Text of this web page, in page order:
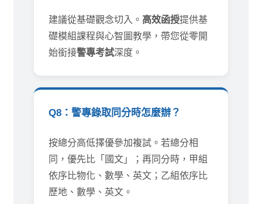
建議從基礎觀念切入。 高效函授提供基
礎模組課程與心智圖教學，帶您從零開
始銜接警專考試深度。
Q8：警專錄取同分時怎麼辦？
按總分高低擇優參加複試。若總分相
同，優先比「國文」；再同分時，甲組
依序比物化、數學、英文；乙組依序比
歷地、數學、英文。